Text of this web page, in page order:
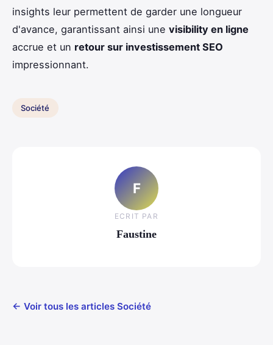
insights leur permettent de garder une longueur
d'avance, garantissant ainsi une visibility en ligne
accrue et un retour sur investissement SEO
impressionnant.
Société
F
ECRIT PAR
Faustine
← Voir tous les articles Société